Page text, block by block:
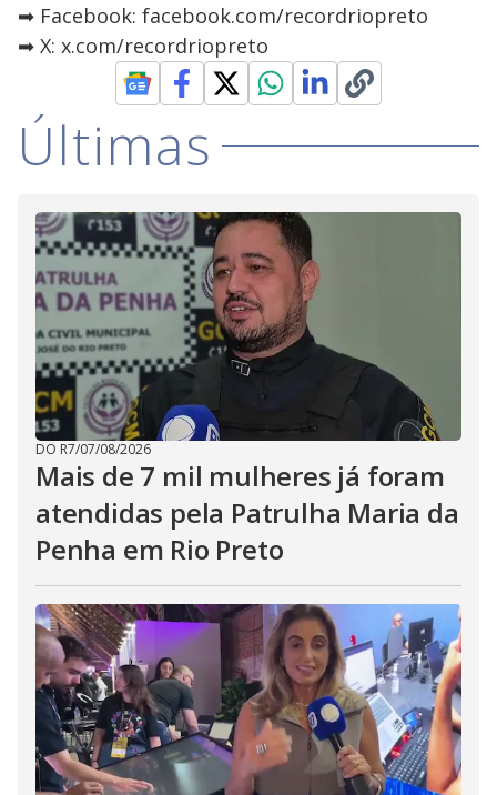
➡ Facebook: facebook.com/recordriopreto
➡ X: x.com/recordriopreto
Últimas
DO R7/07/08/2026
Mais de 7 mil mulheres já foram
atendidas pela Patrulha Maria da
Penha em Rio Preto